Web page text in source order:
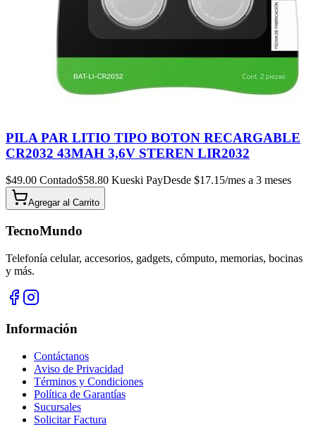
PILA PAR LITIO TIPO BOTON RECARGABLE
CR2032 43MAH 3,6V STEREN LIR2032
$49.00 Contado$58.80 Kueski PayDesde $17.15/mes a 3 meses
Agregar al Carrito
TecnoMundo
Telefonía celular, accesorios, gadgets, cómputo, memorias, bocinas
y más.
Información
Contáctanos
Aviso de Privacidad
Términos y Condiciones
Política de Garantías
Sucursales
Solicitar Factura